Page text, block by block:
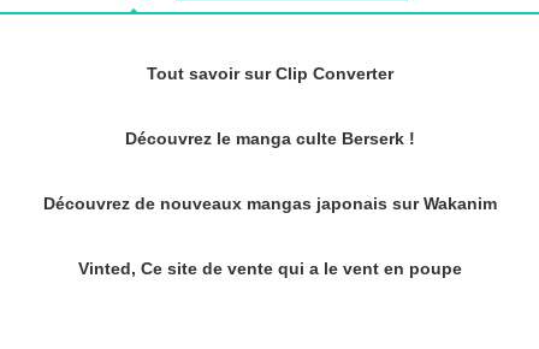
Tout savoir sur Clip Converter
Découvrez le manga culte Berserk !
Découvrez de nouveaux mangas japonais sur Wakanim
Vinted, Ce site de vente qui a le vent en poupe